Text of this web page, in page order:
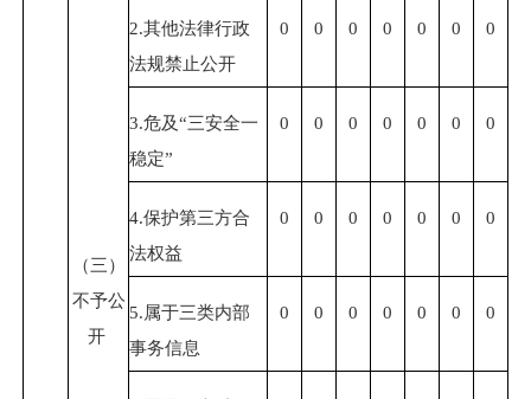
（三）
不予公
开
2.其他法律行政
法规禁止公开
0 0 0 0 0 0 0
3.危及“三安全一
稳定”
0 0 0 0 0 0 0
4.保护第三方合
法权益
0 0 0 0 0 0 0
5.属于三类内部
事务信息
0 0 0 0 0 0 0